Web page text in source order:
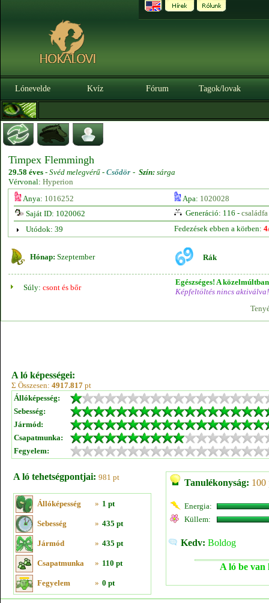
Lónevelde Kvíz Fórum Tagok/lovak
Timpex Flemmingh
29.58 éves - Svéd melegvérű - Csődör - Szín: sárga
Vérvonal: Hyperion
Anya: 1016252 Apa: 1020028
Saját ID: 1020062
Generáció: 116 - családfa
Utódok: 39
Fedezések ebben a körben:
Hónap: Szeptember Rák
Súly: csont és bőr
Egészséges! A
Képfeltöltés nincs aktiválva!
A ló képességei:
Σ Összesen: 4917.817 pt
Állóképesség:
Sebesség:
Jármód:
Csapatmunka:
Fegyelem:
A ló tehetségpontjai: 981 pt
Állóképesség » 1 pt
Sebesség » 435 pt
Jármód » 435 pt
Csapatmunka » 110 pt
Fegyelem » 0 pt
Tanulékonyság: 100
Energia:
Küllem:
Kedv: Boldog
A ló be van